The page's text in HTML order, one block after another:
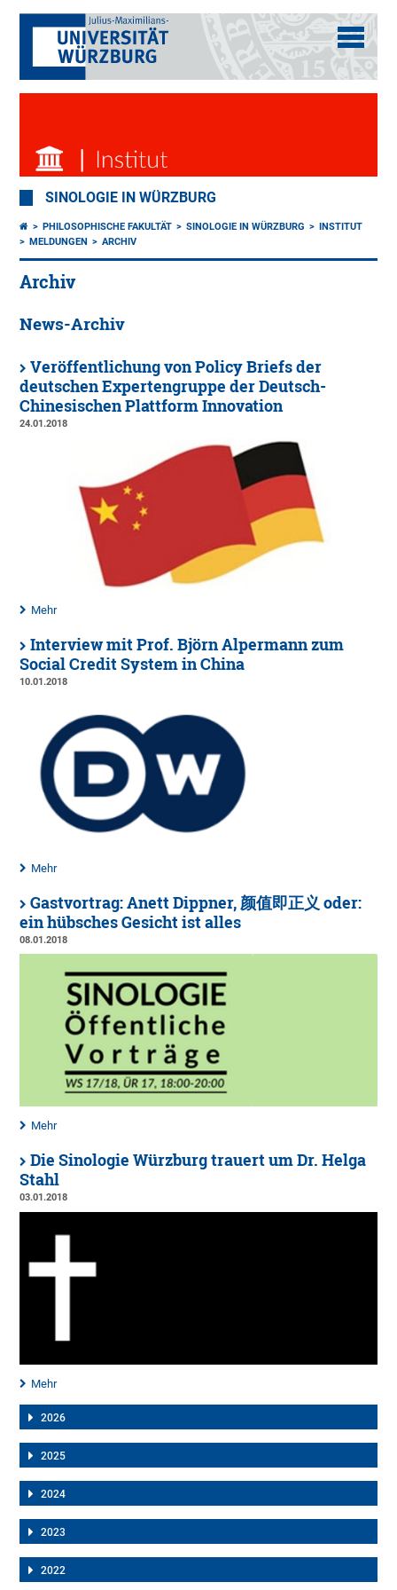
SINOLOGIE IN WÜRZBURG
PHILOSOPHISCHE FAKULTÄT SINOLOGIE IN WÜRZBURG
INSTITUT
MELDUNGEN
ARCHIV
Archiv
News-Archiv
Veröffentlichung von Policy Briefs der
deutschen Expertengruppe der Deutsch-
Chinesischen Plattform Innovation
24.01.2018
Mehr
Interview mit Prof. Björn Alpermann zum
Social Credit System in China
10.01.2018
Mehr
Gastvortrag: Anett Dippner, 颜值即正义 oder:
ein hübsches Gesicht ist alles
08.01.2018
Mehr
Die Sinologie Würzburg trauert um Dr. Helga
Stahl
03.01.2018
Mehr
2026
2025
2024
2023
2022